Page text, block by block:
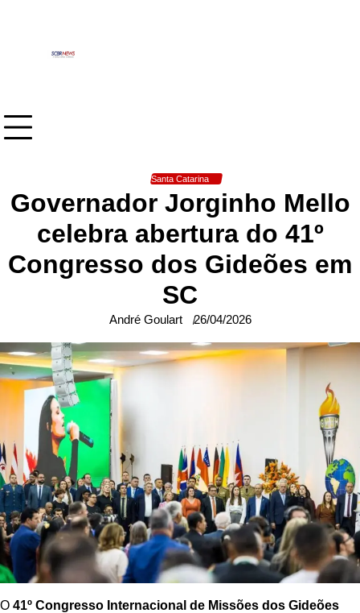
Santa Catarina
Governador Jorginho Mello
celebra abertura do 41º
Congresso dos Gideões em
SC
André Goulart 26/04/2026
O 41º Congresso Internacional de Missões dos Gideões